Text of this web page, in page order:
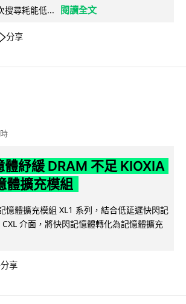
搜尋耗能低...
閱讀全文
分享
體紓緩 DRAM 不足 KIOXIA
體擴充模組
憶體擴充模組 XL1 系列，結合低延遲快閃記
CXL 介面，將快閃記憶體轉化為記憶體擴充
分享